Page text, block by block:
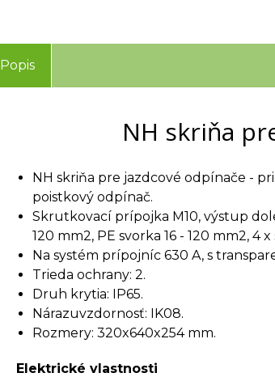
Popis
NH skriňa
NH skriňa pre jazdcové odpínače -
poistkový odpínač.
Skrutkovací prípojka M10, výstup
120 mm2, PE svorka 16 - 120 mm2, 4 x
Na systém prípojníc 630 A, s
Trieda ochrany: 2.
Druh krytia: IP65.
Nárazuvzdornosť: IK08.
Rozmery: 320x640x254 mm.
Elektrické vlastnosti